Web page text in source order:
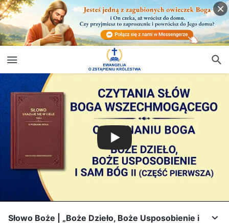
Słowo Boże | „Boże Dzieło, Boże Usposobienie i